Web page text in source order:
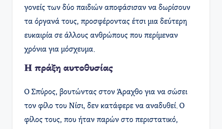
γονείς των δύο παιδιών αποφάσισαν να δωρίσουν
τα όργανά τους, προσφέροντας έτσι μια δεύτερη
ευκαιρία σε άλλους ανθρώπους που περίμεναν
χρόνια για μόσχευμα.
Η πράξη αυτοθυσίας
Ο Σπύρος, βουτώντας στον Άραχθο για να σώσει
τον φίλο του Νίσι, δεν κατάφερε να αναδυθεί. Ο
φίλος τους, που ήταν παρών στο περιστατικό,